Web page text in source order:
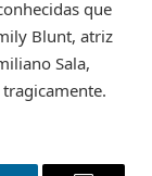
que
Blunt, atriz
Sala,